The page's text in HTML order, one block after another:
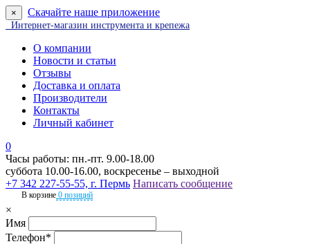
× Скачайте наше приложение
Интернет-магазин инструмента и крепежа
О компании
Новости и статьи
Отзывы
Доставка и оплата
Производители
Контакты
Личный кабинет
0
Часы работы: пн.-пт. 9.00-18.00
суббота 10.00-16.00, воскресенье – выходной
+7 342 227-55-55, г. Пермь Написать сообщение
В корзине 0 позиций
×
Имя
Телефон*